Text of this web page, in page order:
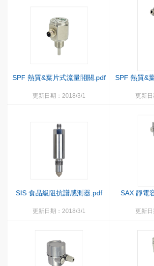
SPF 熱質&葉片式流量開關.pdf
更新日期：2018/3/1
SPF 熱質&
更新
SIS 食品級阻抗譜感測器.pdf
更新日期：2018/3/1
SAX 靜電
更新